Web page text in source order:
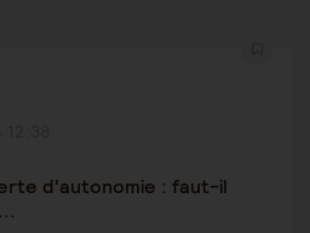
d'autonomie : faut-il